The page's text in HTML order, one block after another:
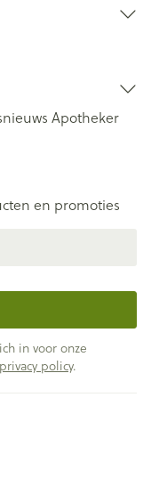
Apotheker
en promoties
in voor onze
privacy policy.